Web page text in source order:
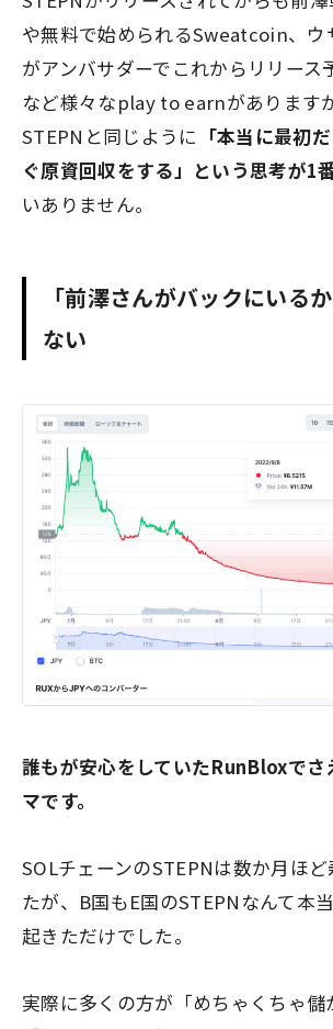
や無料で始められるSweatcoin、ウ
がアンバサダーでこれからリリー
など様々なplay to earnがあります
STEPNと同じように 「本当に最初
ぐ原資回収をする」という思考が1
いありません。
「前澤さんがバックにいる
ない
誰もが安心をしていたRunBloxでさ
マです。
SOLチェーンのSTEPNは数か月ほ
たが、B国もE国のSTEPNなんて本
起きただけでした。
実際に多くの方が「めちゃくちゃ儲